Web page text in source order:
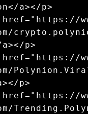
a></p>
href="https://
p>
href="https://
p>
href="https://